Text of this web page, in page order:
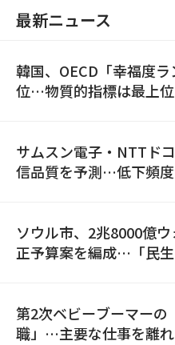
最新ニュース
韓国、OECD「幸福度
位…物質的指標は最上
サムスン電子・NTTド
信品質を予測…低下頻
ソウル市、2兆8000億
正予算案を編成…「民
第2次ベビーブーマーの
職」…主要な仕事を離